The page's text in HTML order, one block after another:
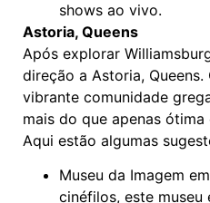
shows ao vivo.
Astoria, Queens
Após explorar
direção a Astoria,
vibrante comunidade
mais do que apenas
Aqui estão algumas
Museu da Imagem
cinéfilos, este museu